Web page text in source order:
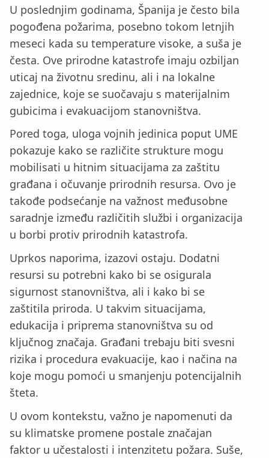
U poslednjim godinama, Španija je često bila
pogođena požarima, posebno tokom letnjih
meseci kada su temperature visoke, a suša je
česta. Ove prirodne katastrofe imaju ozbiljan
uticaj na životnu sredinu, ali i na lokalne
zajednice, koje se suočavaju s materijalnim
gubicima i evakuacijom stanovništva.
Pored toga, uloga vojnih jedinica poput UME
pokazuje kako se različite strukture mogu
mobilisati u hitnim situacijama za zaštitu
građana i očuvanje prirodnih resursa. Ovo je
takođe podsećanje na važnost međusobne
saradnje između različitih službi i organizacija
u borbi protiv prirodnih katastrofa.
Uprkos naporima, izazovi ostaju. Dodatni
resursi su potrebni kako bi se osigurala
sigurnost stanovništva, ali i kako bi se
zaštitila priroda. U takvim situacijama,
edukacija i priprema stanovništva su od
ključnog značaja. Građani trebaju biti svesni
rizika i procedura evakuacije, kao i načina na
koje mogu pomoći u smanjenju potencijalnih
šteta.
U ovom kontekstu, važno je napomenuti da
su klimatske promene postale značajan
faktor u učestalosti i intenzitetu požara. Suše,